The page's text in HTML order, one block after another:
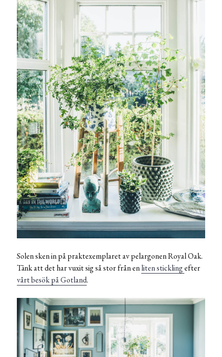
Solen sken in på praktexemplaret av pelargonen Royal Oak.
Tänk att det har vuxit sig så stor från enliten sticklingefter
vårt besök på Gotland.